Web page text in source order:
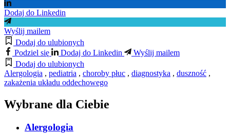
Dodaj do Linkedin
Wyślij mailem
Dodaj do ulubionych
Podziel się
Dodaj do Linkedin
Wyślij mailem
Dodaj do ulubionych
Alergologia , pediatria , choroby płuc , diagnostyka , duszność ,
zakażenia układu oddechowego
Wybrane dla Ciebie
Alergologia